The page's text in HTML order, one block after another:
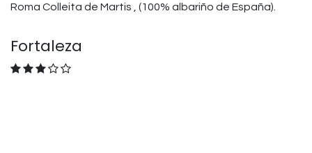
Roma Colleita de Martis , (100% albariño de España).
Fortaleza